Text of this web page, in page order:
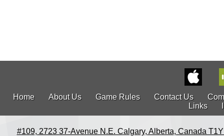
Home About Us Game Rules Contact Us
Links
#109, 2723 37-Avenue N.E. Calgary, Alberta, Canada